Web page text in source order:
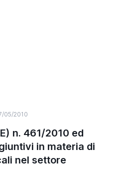
05/2010
n. 461/2010 ed
in materia di
nel settore